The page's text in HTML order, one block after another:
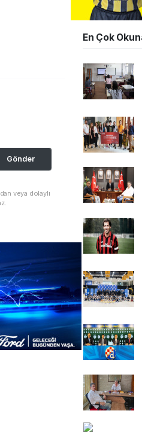
Gönder
veya dolaylı
En Çok